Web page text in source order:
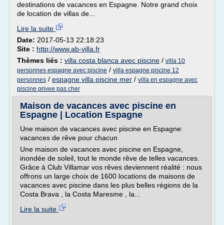
destinations de vacances en Espagne. Notre grand choix
de location de villas de...
Lire la suite
Date: 2017-05-13 22:18:23
Site : http://www.ab-villa.fr
Thèmes liés : villa costa blanca avec piscine / villa 10
personnes espagne avec piscine / villa espagne piscine 12
personnes / espagne villa piscine mer / villa en espagne avec
piscine privee pas cher
Maison de vacances avec piscine en
Espagne | Location Espagne
Une maison de vacances avec piscine en Espagne:
vacances de rêve pour chacun
Une maison de vacances avec piscine en Espagne,
inondée de soleil, tout le monde rêve de telles vacances.
Grâce à Club Villamar vos rêves deviennent réalité : nous
offrons un large choix de 1600 locations de maisons de
vacances avec piscine dans les plus belles régions de la
Costa Brava , la Costa Maresme , la...
Lire la suite